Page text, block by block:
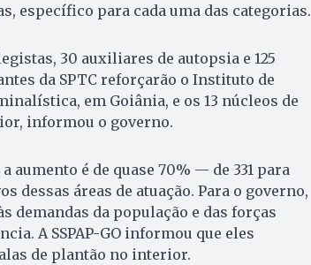
específico para cada uma das categorias.
30 auxiliares de autopsia e 125
da SPTC reforçarão o Instituto de
em Goiânia, e os 13 núcleos de
informou o governo.
aumento é de quase 70% — de 331 para
dessas áreas de atuação. Para o governo,
demandas da população e das forças
A SSPAP-GO informou que eles
de plantão no interior.